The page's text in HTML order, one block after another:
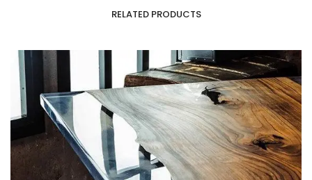
RELATED PRODUCTS